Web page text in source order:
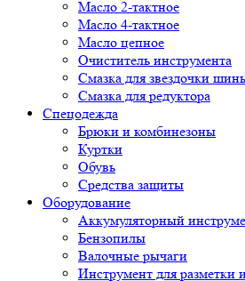
Масло 2-тактное
Масло 4-тактное
Масло цепное
Очиститель инструмента
Смазка для звездочки
Смазка для редуктора
Спецодежда
Брюки и комбинезоны
Куртки
Обувь
Средства защиты
Оборудование
Аккумуляторный
Бензопилы
Валочные рычаги
Инструмент для разметки